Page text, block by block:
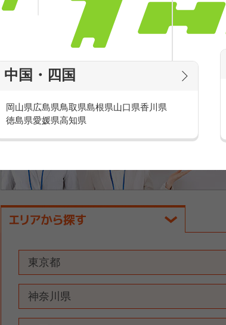
中国・四国
岡山県広島県鳥取県島根県山口県香川県
徳島県愛媛県高知県
有名ブランドで楽しく働こう
人気を誇るブランドで 販売&店舗運営スタッ
フ積極採用中！
家
家
東京都
神奈川県